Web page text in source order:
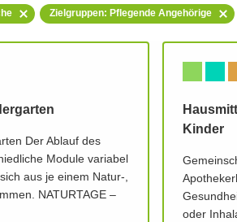
Zielgruppen: Pflegende Angehörige
Der Ablauf des
Module variabel
aus je einem Natur-,
NATURTAGE –
Kinder
oder